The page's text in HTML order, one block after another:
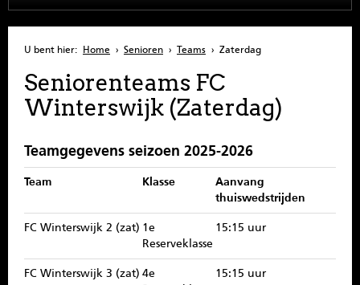
INFORMATIE
SENIOREN
SPONSOREN
U bent hier: Home › Senioren › Teams › Zaterdag
Seniorenteams FC
Winterswijk (Zaterdag)
Teamgegevens seizoen 2025-2026
Team Klasse
Aanvang
thuiswedstrijden
FC Winterswijk 2 (zat) 1e
Reserveklasse
15:15 uur
FC Winterswijk 3 (zat) 4e
15:15 uur